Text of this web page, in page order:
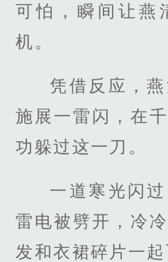
可怕，瞬间让燕
机。
凭借反应，
施展一雷闪，在
功躲过这一刀。
一道寒光闪
雷电被劈开，冷
发和衣裙碎片一起